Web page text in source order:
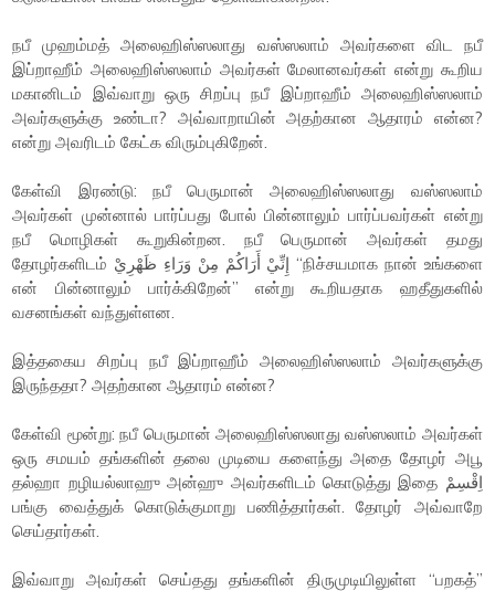
நபீ முஹம்மத் அலைஹிஸ்ஸலாது வஸ்ஸலாம் அவர்களை விட நபீ
இப்றாஹீம் அலைஹிஸ்ஸலாம் அவர்கள் மேலானவர்கள் என்று கூறிய
மகானிடம் இவ்வாறு ஒரு சிறப்பு நபீ இப்றாஹீம் அலைஹிஸ்ஸலாம்
அவர்களுக்கு உண்டா? அவ்வாறாயின் அதற்கான ஆதாரம் என்ன?
என்று அவரிடம் கேட்க விரும்புகிறேன்.
கேள்வி இரண்டு: நபீ பெருமான் அலைஹிஸ்ஸலாது வஸ்ஸலாம்
அவர்கள் முன்னால் பார்ப்பது போல் பின்னாலும் பார்ப்பவர்கள் என்று
நபீ மொழிகள் கூறுகின்றன. நபீ பெருமான் அவர்கள் தமது
தோழர்களிடம் إِنِّيْ أَرَاكُمْ مِنْ وَرَاءِ ظَهْرِيْ “நிச்சயமாக நான் உங்களை
என் பின்னாலும் பார்க்கிறேன்” என்று கூறியதாக ஹதீதுகளில்
வசனங்கள் வந்துள்ளன.
இத்தகைய சிறப்பு நபீ இப்றாஹீம் அலைஹிஸ்ஸலாம் அவர்களுக்கு
இருந்ததா? அதற்கான ஆதாரம் என்ன?
கேள்வி மூன்று: நபீ பெருமான் அலைஹிஸ்ஸலாது வஸ்ஸலாம் அவர்கள்
ஒரு சமயம் தங்களின் தலை முடியை களைந்து அதை தோழர் அபூ
தல்ஹா றழியல்லாஹு அன்ஹு அவர்களிடம் கொடுத்து இதை اِقْسِمْ
பங்கு வைத்துக் கொடுக்குமாறு பணித்தார்கள். தோழர் அவ்வாறே
செய்தார்கள்.
இவ்வாறு அவர்கள் செய்தது தங்களின் திருமுடியிலுள்ள “பறகத்”